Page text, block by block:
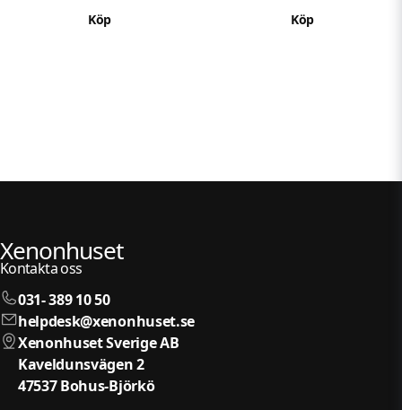
Köp Köp
Xenonhuset
Kontakta oss
031- 389 10 50
helpdesk@xenonhuset.se
Xenonhuset Sverige AB
Kaveldunsvägen 2
47537 Bohus-Björkö